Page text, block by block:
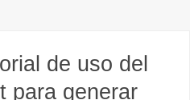
de uso del
para generar